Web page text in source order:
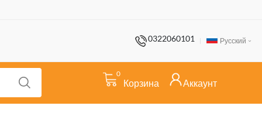
0322060101 Русский
0
Корзина Аккаунт